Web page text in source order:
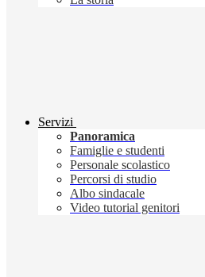
Servizi
Panoramica
Famiglie e studenti
Personale scolastico
Percorsi di studio
Albo sindacale
Video tutorial genitori